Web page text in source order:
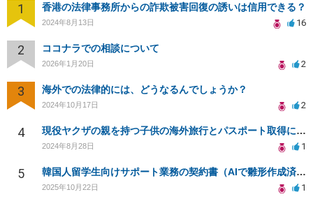
1 香港の法律事務所からの詐欺被害回復の誘いは信用できる？
2024年8月13日 16
2 ココナラでの相談について
2026年1月20日 2
3 海外での法律的には、どうなるんでしょうか？
2024年10月17日 2
4 現役ヤクザの親を持つ子供の海外旅行とパスポート取得について
2024年8月28日 1
5 韓国人留学生向けサポート業務の契約書（AIで雛形作成済み）のリーガルチェックをしてほしい
2025年10月22日 1